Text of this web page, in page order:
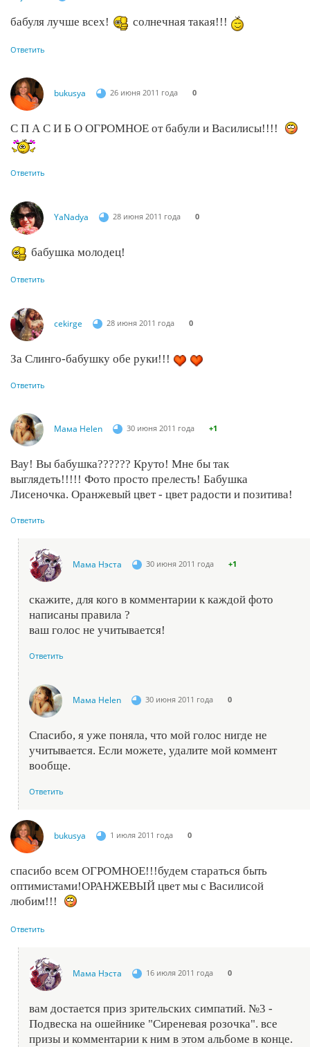
бабуля лучше всех! солнечная такая!!!
Ответить
bukusya 26 июня 2011 года 0
С П А С И Б О ОГРОМНОЕ от бабули и Василисы!!!!
Ответить
YaNadya 28 июня 2011 года 0
бабушка молодец!
Ответить
cekirge 28 июня 2011 года 0
За Слинго-бабушку обе руки!!!
Ответить
Мама Helen 30 июня 2011 года +1
Вау! Вы бабушка?????? Круто! Мне бы так
выглядеть!!!!! Фото просто прелесть! Бабушка
Лисеночка. Оранжевый цвет - цвет радости и позитива!
Ответить
Мама Нэста 30 июня 2011 года +1
скажите, для кого в комментарии к каждой фото
написаны правила ?
ваш голос не учитывается!
Ответить
Мама Helen 30 июня 2011 года 0
Спасибо, я уже поняла, что мой голос нигде не
учитывается. Если можете, удалите мой коммент
вообще.
Ответить
bukusya 1 июля 2011 года 0
спасибо всем ОГРОМНОЕ!!!будем стараться быть
оптимистами!ОРАНЖЕВЫЙ цвет мы с Василисой
любим!!!
Ответить
Мама Нэста 16 июля 2011 года 0
вам достается приз зрительских симпатий. №3 -
Подвеска на ошейнике "Сиреневая розочка". все
призы и комментарии к ним в этом альбоме в конце.